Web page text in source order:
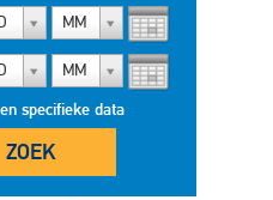
MM
MM
specifieke data
ZOEK